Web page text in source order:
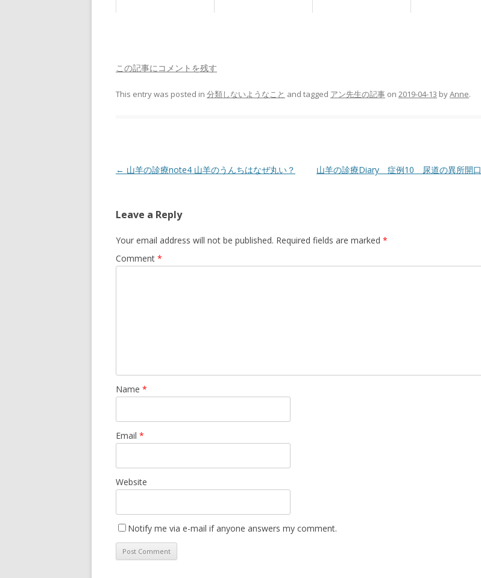
この記事にコメントを残す
This entry was posted in 分類しないようなこと and tagged アン先生の記事 on 2019-04-13 byAnne.
Post
← 山羊の診療note4 山羊のうんちはなぜ丸い？ 山羊の診療Diary 症例10 尿道の異所開口
Leave a Reply
Your email address will not be published. Required fields are marked *
Comment *
Name *
Email *
Website
Notify me via e-mail if anyone answers my comment.